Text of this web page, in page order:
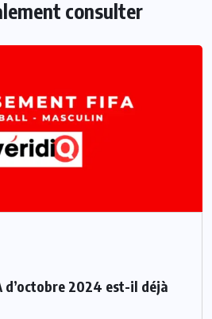
consulter
d’octobre 2024 est-il déjà